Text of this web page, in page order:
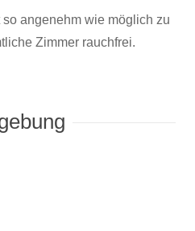
angenehm wie möglich zu
Zimmer rauchfrei.